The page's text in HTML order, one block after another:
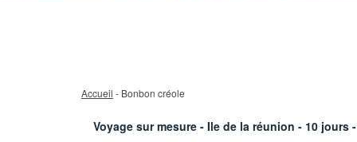
Accueil - Bonbon créole
Voyage sur mesure - Ile de la réunion - 10 jours